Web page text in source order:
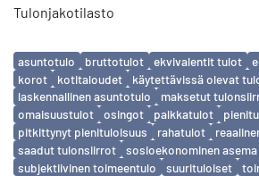
Tulonjakotilasto
Avainsanat
asuntotulo bruttotulot ekvivalentit tulot
korot
kotitaloudet
käytettävissä olevat
laskennallinen asuntotulo
maksetut
omaisuustulot
osingot palkkatulot
pitkittynyt pienituloisuus
rahatulot
saadut tulonsiirrot
sosioekonominen asema
subjektiivinen toimeentulo
suurituloiset